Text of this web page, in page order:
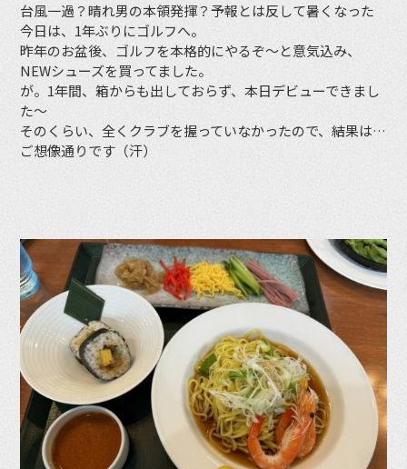
台風一過？晴れ男の本領発揮？予報とは反して暑くなった
今日は、1年ぶりにゴルフへ。
昨年のお盆後、ゴルフを本格的にやるぞ〜と意気込み、
NEWシューズを買ってました。
が。1年間、箱からも出しておらず、本日デビューできまし
た〜
そのくらい、全くクラブを握っていなかったので、結果は…
ご想像通りです（汗）